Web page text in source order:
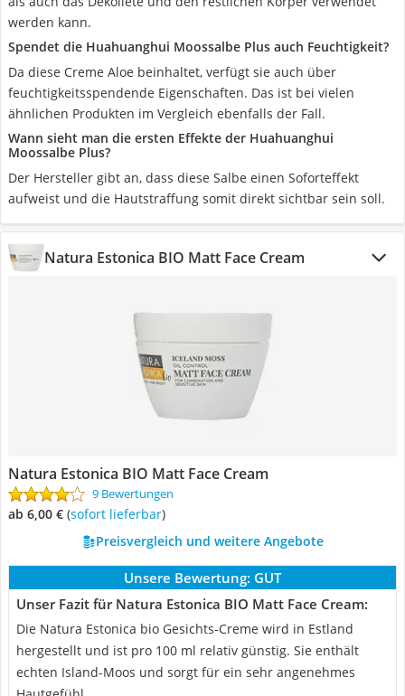
werden kann.
Spendet die Huahuanghui Moossalbe Plus auch Feuchtigkeit?
Da diese Creme Aloe beinhaltet, verfügt sie auch über
feuchtigkeitsspendende Eigenschaften. Das ist bei vielen
ähnlichen Produkten im Vergleich ebenfalls der Fall.
Wann sieht man die ersten Effekte der Huahuanghui
Moossalbe Plus?
Der Hersteller gibt an, dass diese Salbe einen Soforteffekt
aufweist und die Hautstraffung somit direkt sichtbar sein soll.
Natura Estonica BIO Matt Face Cream
Natura Estonica BIO Matt Face Cream
9 Bewertungen
ab 6,00 € ( Sofort lieferbar)
Preisvergleich und weitere Angebote
Unsere Bewertung: GUT
Unser Fazit für Natura Estonica BIO Matt Face Cream:
Die Natura Estonica bio Gesichts-Creme wird in Estland
hergestellt und ist pro 100 ml relativ günstig. Sie enthält
echten Island-Moos und sorgt für ein sehr angenehmes